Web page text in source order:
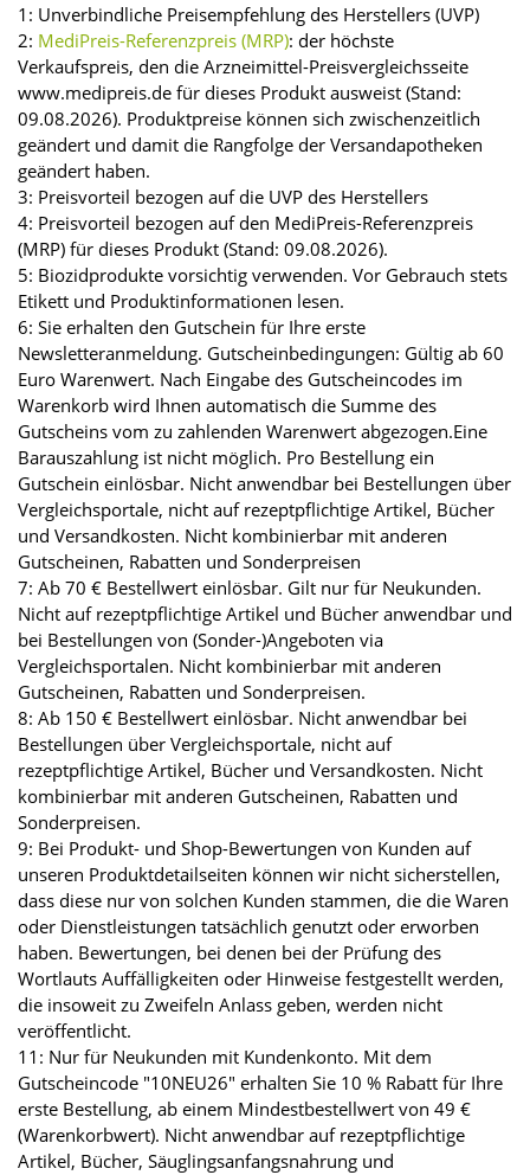
1: Unverbindliche Preisempfehlung des Herstellers (UVP)
2: MediPreis-Referenzpreis (MRP): der höchste
Verkaufspreis, den die Arzneimittel-Preisvergleichsseite
www.medipreis.de für dieses Produkt ausweist (Stand:
09.08.2026). Produktpreise können sich zwischenzeitlich
geändert und damit die Rangfolge der Versandapotheken
geändert haben.
3: Preisvorteil bezogen auf die UVP des Herstellers
4: Preisvorteil bezogen auf den MediPreis-Referenzpreis
(MRP) für dieses Produkt (Stand: 09.08.2026).
5: Biozidprodukte vorsichtig verwenden. Vor Gebrauch stets
Etikett und Produktinformationen lesen.
6: Sie erhalten den Gutschein für Ihre erste
Newsletteranmeldung. Gutscheinbedingungen: Gültig ab 60
Euro Warenwert. Nach Eingabe des Gutscheincodes im
Warenkorb wird Ihnen automatisch die Summe des
Gutscheins vom zu zahlenden Warenwert abgezogen.Eine
Barauszahlung ist nicht möglich. Pro Bestellung ein
Gutschein einlösbar. Nicht anwendbar bei Bestellungen über
Vergleichsportale, nicht auf rezeptpflichtige Artikel, Bücher
und Versandkosten. Nicht kombinierbar mit anderen
Gutscheinen, Rabatten und Sonderpreisen
7: Ab 70 € Bestellwert einlösbar. Gilt nur für Neukunden.
Nicht auf rezeptpflichtige Artikel und Bücher anwendbar und
bei Bestellungen von (Sonder-)Angeboten via
Vergleichsportalen. Nicht kombinierbar mit anderen
Gutscheinen, Rabatten und Sonderpreisen.
8: Ab 150 € Bestellwert einlösbar. Nicht anwendbar bei
Bestellungen über Vergleichsportale, nicht auf
rezeptpflichtige Artikel, Bücher und Versandkosten. Nicht
kombinierbar mit anderen Gutscheinen, Rabatten und
Sonderpreisen.
9: Bei Produkt- und Shop-Bewertungen von Kunden auf
unseren Produktdetailseiten können wir nicht sicherstellen,
dass diese nur von solchen Kunden stammen, die die Waren
oder Dienstleistungen tatsächlich genutzt oder erworben
haben. Bewertungen, bei denen bei der Prüfung des
Wortlauts Auffälligkeiten oder Hinweise festgestellt werden,
die insoweit zu Zweifeln Anlass geben, werden nicht
veröffentlicht.
11: Nur für Neukunden mit Kundenkonto. Mit dem
Gutscheincode "10NEU26" erhalten Sie 10 % Rabatt für Ihre
erste Bestellung, ab einem Mindestbestellwert von 49 €
(Warenkorbwert). Nicht anwendbar auf rezeptpflichtige
Artikel, Bücher, Säuglingsanfangsnahrung und